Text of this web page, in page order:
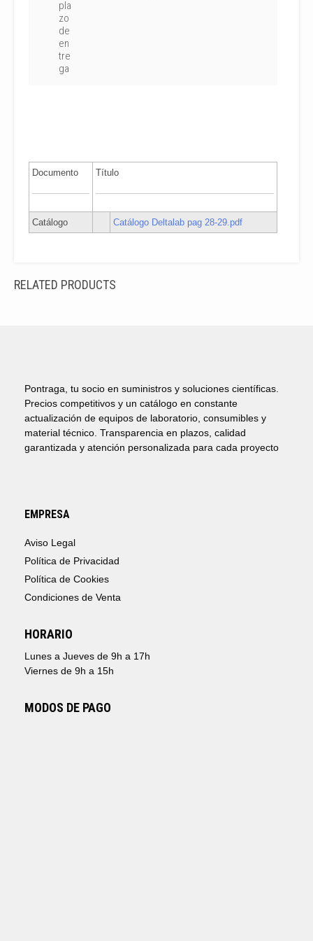
pla
zo
de
en
tre
ga
Documento Título
Catálogo Catálogo Deltalab pag 28-29.pdf
RELATED PRODUCTS
Pontraga, tu socio en suministros y soluciones científicas.
Precios competitivos y un catálogo en constante
actualización de equipos de laboratorio, consumibles y
material técnico. Transparencia en plazos, calidad
garantizada y atención personalizada para cada proyecto
EMPRESA
Aviso Legal
Política de Privacidad
Política de Cookies
Condiciones de Venta
HORARIO
Lunes a Jueves de 9h a 17h
Viernes de 9h a 15h
MODOS DE PAGO